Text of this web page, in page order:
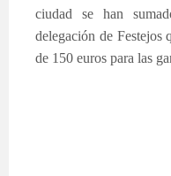
ciudad se han
delegación de Festejos
de 150 euros para las